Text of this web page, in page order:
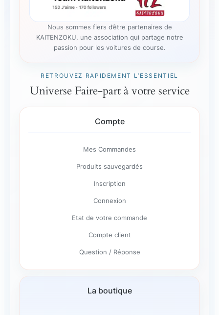
Nous sommes fiers d’être partenaires de
KAITENZOKU, une association qui partage notre
passion pour les voitures de course.
RETROUVEZ RAPIDEMENT L’ESSENTIEL
Universe Faire-part à votre service
Compte
Mes Commandes
Produits sauvegardés
Inscription
Connexion
Etat de votre commande
Compte client
Question / Réponse
La boutique